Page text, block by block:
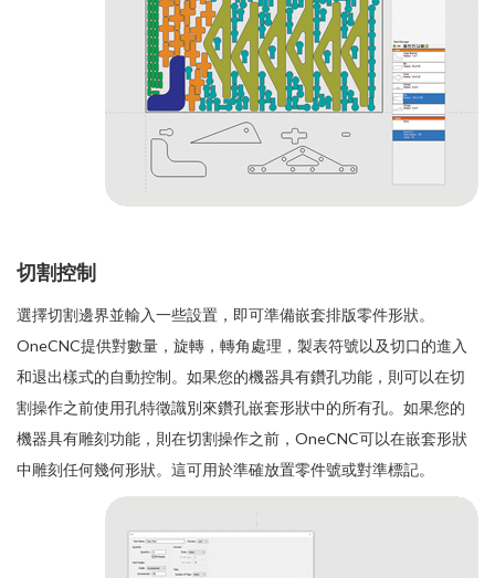
切割控制
選擇切割邊界並輸入一些設置，即可準備嵌套排版零件形狀。
OneCNC提供對數量，旋轉，轉角處理，製表符號以及切口的進入
和退出樣式的自動控制。如果您的機器具有鑽孔功能，則可以在切
割操作之前使用孔特徵識別來鑽孔嵌套形狀中的所有孔。如果您的
機器具有雕刻功能，則在切割操作之前，OneCNC可以在嵌套形狀
中雕刻任何幾何形狀。這可用於準確放置零件號或對準標記。